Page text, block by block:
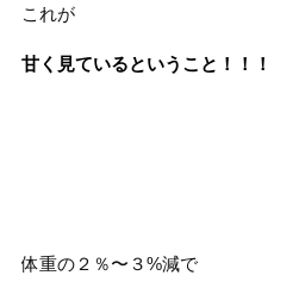
これが
甘く見ているということ！！！
体重の２％〜３%減で